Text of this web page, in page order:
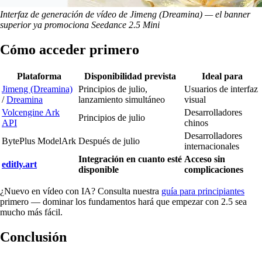
Interfaz de generación de vídeo de Jimeng (Dreamina) — el banner
superior ya promociona Seedance 2.5 Mini
Cómo acceder primero
Plataforma Disponibilidad prevista
Ideal para
Jimeng (Dreamina)
/Dreamina
Principios de julio,
lanzamiento simultáneo
Usuarios de interfaz
visual
Volcengine Ark
API
Principios de julio
Desarrolladores
chinos
BytePlus ModelArk Después de julio
Desarrolladores
internacionales
editly.art
Integración en cuanto esté
disponible
Acceso sin
complicaciones
¿Nuevo en vídeo con IA? Consulta nuestra guía para principiantes
primero — dominar los fundamentos hará que empezar con 2.5 sea
mucho más fácil.
Conclusión